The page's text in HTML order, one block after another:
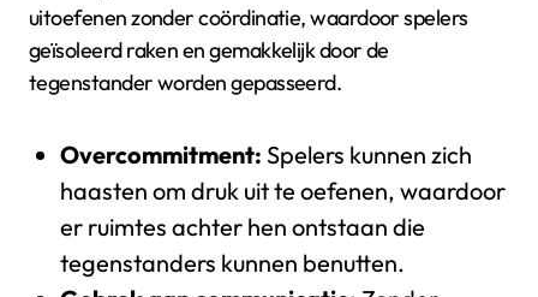
uitoefenen zonder coördinatie, waardoor spelers
geïsoleerd raken en gemakkelijk door de
tegenstander worden gepasseerd.
Overcommitment: Spelers kunnen zich
haasten om druk uit te oefenen, waardoor
er ruimtes achter hen ontstaan die
tegenstanders kunnen benutten.